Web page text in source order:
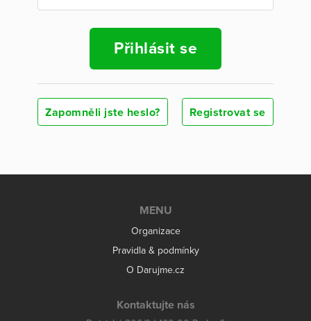
Přihlásit se
Zapomněli jste heslo? Registrovat se
MENU
Organizace
Pravidla & podmínky
O Darujme.cz
Kontaktujte nás